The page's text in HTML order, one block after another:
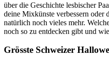
über die Geschichte lesbischer
deine Mixkünste verbessern oder
natürlich noch vieles mehr.
noch so zu entdecken gibt und
Grösste Schweizer